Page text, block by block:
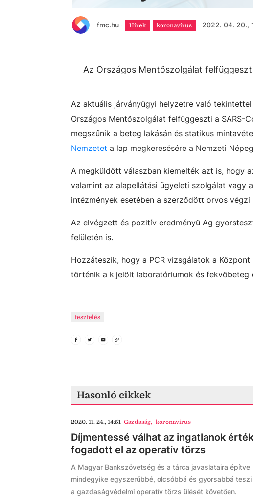
fmc.hu · Hírek koronavírus · 2022. 04. 20.,
Az Országos Mentőszolgálat
Az aktuális járványügyi helyzetre való
Országos Mentőszolgálat felfüggeszti a SARS-
megszűnik a beteg lakásán és statikus
Nemzetet a lap megkeresésére a Nemzeti
A megküldött válaszban kiemelték azt is, hogy
valamint az alapellátási ügyeleti szolgálat vagy
intézmények esetében a szerződött orvos végzi
Az elvégzett és pozitív eredményű Ag
felületén is.
Hozzáteszik, hogy a PCR vizsgálatok a
történik a kijelölt laboratóriumok és fekvőbeteg
tesztelés
Hasonló cikkek
2020. 11. 24., 14:51 Gazdaság, koronavírus
Díjmentessé válhat az ingatlanok
fogadott el az operatív törzs
A Magyar Bankszövetség és a tárca javaslataira
mindegyike egyszerűbbé, olcsóbbá és gyorsabbá
a gazdaságvédelmi operatív törzs ülését követően.